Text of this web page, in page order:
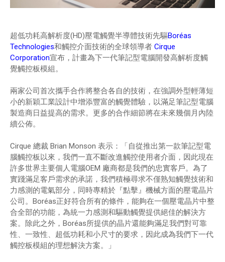
超低功耗高解析度(HD)壓電觸覺半導體技術先驅Boréas
Technologies和觸控介面技術的全球領導者 Cirque
Corporation宣布，計畫為下一代筆記型電腦開發高解析度觸
覺觸控板模組。
兩家公司首次攜手合作將整合各自的技術，在強調外型輕薄短
小的新穎工業設計中增添豐富的觸覺體驗，以滿足筆記型電腦
製造商日益提高的需求。更多的合作細節將在未來幾個月內陸
續公佈。
Cirque 總裁 Brian Monson 表示：「自從推出第一款筆記型電
腦觸控板以來，我們一直不斷改進觸控使用者介面，因此現在
許多世界主要個人電腦OEM 廠商都是我們的忠實客戶。為了
實踐滿足客戶需求的承諾，我們積極尋求不僅熟知觸覺技術和
力感測的電氣部分，同時專精於『點擊』機械方面的壓電晶片
公司。Boréas正好符合所有的條件，能夠在一個壓電晶片中整
合全部的功能，為統一力感測和驅動觸覺提供絕佳的解決方
案。除此之外，Boréas所提供的晶片還能夠滿足我們對可靠
性、一致性、超低功耗和小尺寸的要求，因此成為我們下一代
觸控板模組的理想解決方案。」